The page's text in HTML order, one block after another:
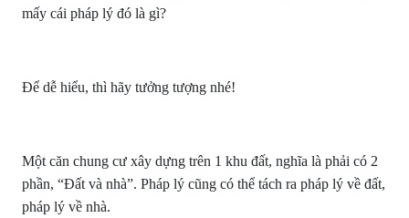
mấy cái pháp lý đó là gì?
Để dễ hiểu, thì hãy tưởng tượng nhé!
Một căn chung cư xây dựng trên 1 khu đất, nghĩa là phải có 2
phần, “Đất và nhà”. Pháp lý cũng có thể tách ra pháp lý về đất,
pháp lý về nhà.